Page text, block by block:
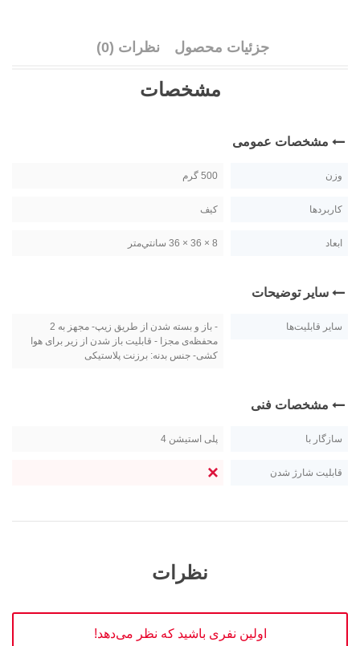
جزئیات محصول نظرات (0)
مشخصات
مشخصات عمومی
وزن 500 گرم
کاربردها کیف
ابعاد 8 × 36 × 36 سانتي‌متر
سایر توضیحات
سایر قابلیت‌ها
- باز و بسته شدن از طریق زیپ- مجهز به 2
محفظه‌ی مجزا - قابلیت باز شدن از زیر برای هوا
کشی- جنس بدنه: برزنت پلاستیکی
مشخصات فنی
سازگار با پلی استیشن 4
قابلیت شارژ شدن
نظرات
اولین نفری باشید که نظر می‌دهد!